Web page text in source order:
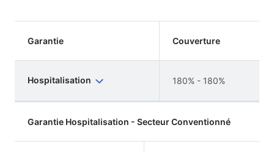
Garantie Couverture
Hospitalisation 180% - 180%
Garantie Hospitalisation - Secteur Conventionné